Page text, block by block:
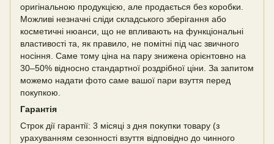
оригінальною продукцією, але продається без коробки.
Можливі незначні сліди складського зберігання або
косметичні нюанси, що не впливають на функціональні
властивості та, як правило, не помітні під час звичного
носіння. Саме тому ціна на пару знижена орієнтовно на
30–50% відносно стандартної роздрібної ціни. За запитом
можемо надати фото саме вашої пари взуття перед
покупкою.
Гарантія
Строк дії гарантії: 3 місяці з дня покупки товару (з
урахуванням сезонності взуття відповідно до чинного